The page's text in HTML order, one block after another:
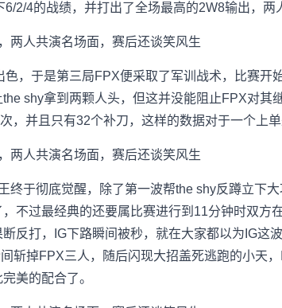
2/4的战绩，并打出了全场最高的2W8输出，两
，于是第三局FPX便采取了军训战术，比赛开
shy拿到两颗人头，但这并没能阻止FPX对其
，并且只有32个补刀，这样的数据对于一个上
终于彻底觉醒，除了第一波帮the shy反蹲立下
不过最经典的还要属比赛进行到11分钟时双方
反打，IG下路瞬间被秒，就在大家都以为IG这
斩掉FPX三人，随后闪现大招盖死逃跑的小天
美的配合了。